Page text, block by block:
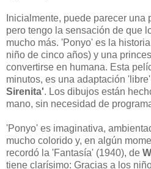
Inicialmente, puede parecer
pero tengo la sensación de que
mucho más. 'Ponyo' es la
niño de cinco años) y una
convertirse en humana. Esta
minutos, es una adaptación
Sirenita'. Los dibujos están
mano, sin necesidad de
'Ponyo' es imaginativa,
mucho colorido y, en algún
recordó la 'Fantasía' (1940), de
tiene clarísimo: Gracias a los